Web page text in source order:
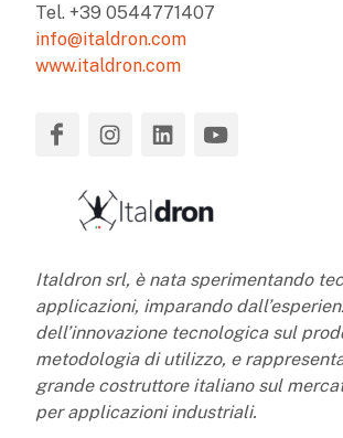
Tel. +39 0544771407
info@italdron.com
www.italdron.com
Italdron srl, è nata sperimentando
applicazioni, imparando
dell’innovazione tecnologica sul
metodologia di utilizzo, e
grande costruttore italiano sul
per applicazioni industriali.